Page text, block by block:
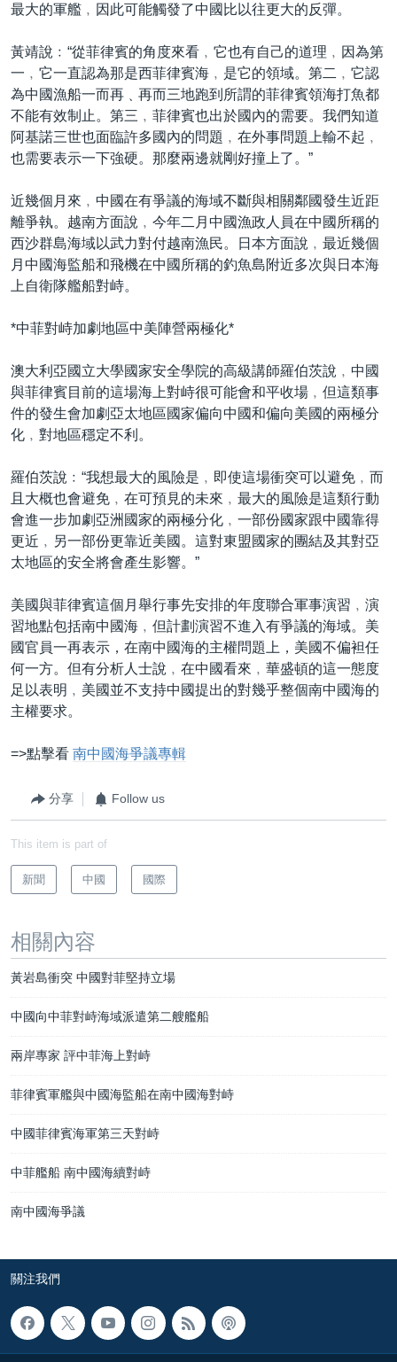
最大的軍艦﹐因此可能觸發了中國比以往更大的反彈。
黃靖說﹕“從菲律賓的角度來看﹐它也有自己的道理﹐因為第
一﹐它一直認為那是西菲律賓海﹐是它的領域。第二﹐它認
為中國漁船一而再﹑再而三地跑到所謂的菲律賓領海打魚都
不能有效制止。第三﹐菲律賓也出於國內的需要。我們知道
阿基諾三世也面臨許多國內的問題﹐在外事問題上輸不起﹐
也需要表示一下強硬。那麼兩邊就剛好撞上了。”
近幾個月來﹐中國在有爭議的海域不斷與相關鄰國發生近距
離爭執。越南方面說﹐今年二月中國漁政人員在中國所稱的
西沙群島海域以武力對付越南漁民。日本方面說﹐最近幾個
月中國海監船和飛機在中國所稱的釣魚島附近多次與日本海
上自衛隊艦船對峙。
*中菲對峙加劇地區中美陣營兩極化*
澳大利亞國立大學國家安全學院的高級講師羅伯茨說﹐中國
與菲律賓目前的這場海上對峙很可能會和平收場﹐但這類事
件的發生會加劇亞太地區國家偏向中國和偏向美國的兩極分
化﹐對地區穩定不利。
羅伯茨說﹕“我想最大的風險是﹐即使這場衝突可以避免﹐而
且大概也會避免﹐在可預見的未來﹐最大的風險是這類行動
會進一步加劇亞洲國家的兩極分化﹐一部份國家跟中國靠得
更近﹐另一部份更靠近美國。這對東盟國家的團結及其對亞
太地區的安全將會產生影響。”
美國與菲律賓這個月舉行事先安排的年度聯合軍事演習﹐演
習地點包括南中國海﹐但計劃演習不進入有爭議的海域。美
國官員一再表示，在南中國海的主權問題上，美國不偏袒任
何一方。但有分析人士說﹐在中國看來﹐華盛頓的這一態度
足以表明﹐美國並不支持中國提出的對幾乎整個南中國海的
主權要求。
=>點擊看 南中國海爭議專輯
分享 Follow us
This item is part of
新聞 中國 國際
相關內容
黃岩島衝突 中國對菲堅持立場
中國向中菲對峙海域派遣第二艘艦船
兩岸專家 評中菲海上對峙
菲律賓軍艦與中國海監船在南中國海對峙
中國菲律賓海軍第三天對峙
中菲艦船 南中國海續對峙
南中國海爭議
關注我們